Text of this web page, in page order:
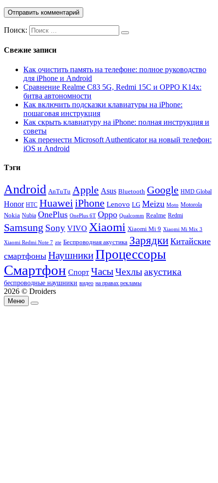
Поиск:
Свежие записи
Как очистить память на телефоне: полное руководство
для iPhone и Android
Сравнение Realme C83 5G, Redmi 15C и OPPO K14x:
битва автономности
Как включить подсказки клавиатуры на iPhone:
пошаговая инструкция
Как скрыть клавиатуру на iPhone: полная инструкция и
советы
Как перенести Microsoft Authenticator на новый телефон:
iOS и Android
Тэги
Android AnTuTu Apple Asus Bluetooth Google HMD Global
Honor HTC HuaweiiPhone Lenovo LG Meizu Moto Motorola
Nokia Nubia OnePlus OnePlus 6T Oppo Qualcomm Realme Redmi
Samsung Sony VIVO Xiaomi Xiaomi Mi 9 Xiaomi Mi Mix 3
Xiaomi Redmi Note 7 zte Беспроводная акустика Зарядки Китайские
смартфоны НаушникиПроцессоры
Смартфон Спорт ЧасыЧехлыакустика
беспроводные наушники видео на правах рекламы
2026 © Droiders
Меню